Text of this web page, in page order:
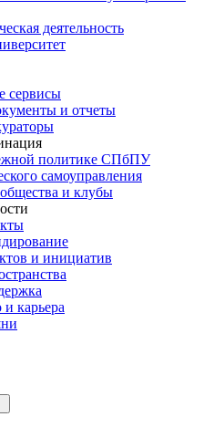
деятельность
сервисы
и отчеты
политике СПбПУ
самоуправления
и клубы
и инициатив
и карьера